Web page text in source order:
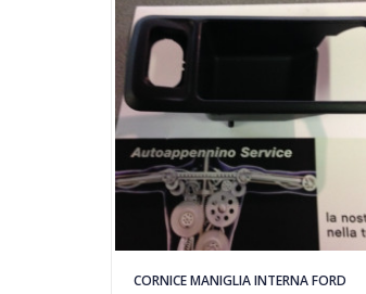
CORNICE MANIGLIA INTERNA FORD